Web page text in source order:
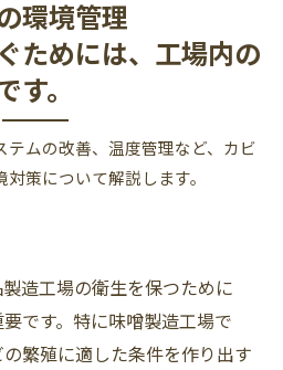
環境管理
ためには、工場内の
す。
テムの改善、温度管理など、カビ
策について解説します。
造工場の衛生を保つために
です。特に味噌製造工場で
繁殖に適した条件を作り出す